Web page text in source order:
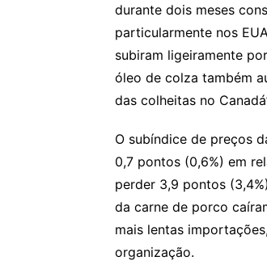
durante dois meses
particularmente nos
subiram ligeiramente
óleo de colza também
das colheitas no
O subíndice de preços
0,7 pontos (0,6%) em
perder 3,9 pontos
da carne de porco
mais lentas
organização.